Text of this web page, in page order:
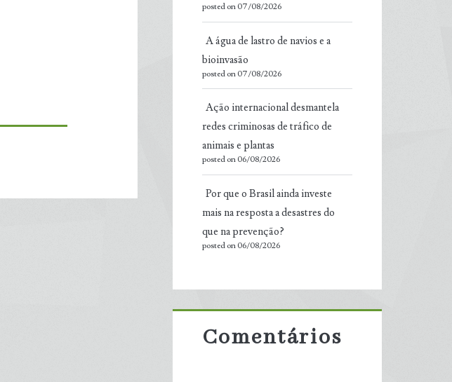
posted on 07/08/2026
A água de lastro de navios e a
bioinvasão
posted on 07/08/2026
Ação internacional desmantela
redes criminosas de tráfico de
animais e plantas
posted on 06/08/2026
Por que o Brasil ainda investe
mais na resposta a desastres do
que na prevenção?
posted on 06/08/2026
Comentários